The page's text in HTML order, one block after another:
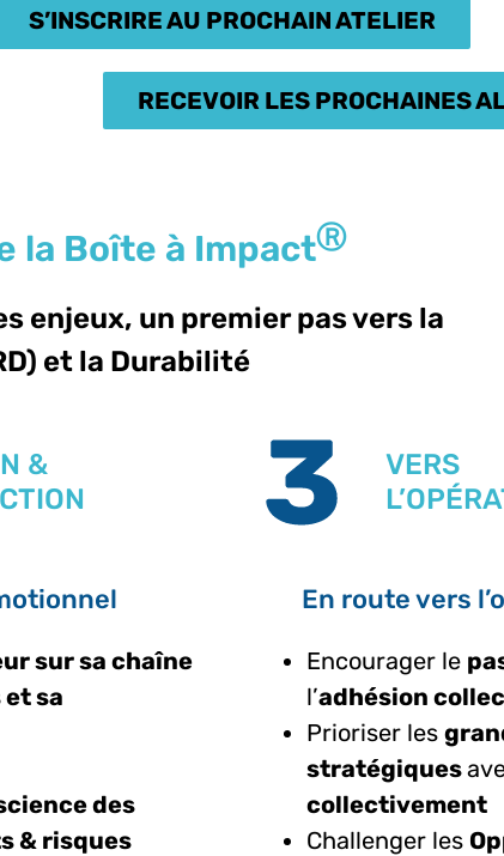
S’INSCRIRE AU PROCHAIN ATELIER
RECEVOIR LES PROCHAINES
la Boîte à ImpactⓇ
enjeux, un premier pas vers la
et la Durabilité
&
VERS
sur sa chaîne
et sa
des
& risques
En route vers
Encourager le
l’adhésion
Prioriser les
stratégiques
collectivement
Challenger les